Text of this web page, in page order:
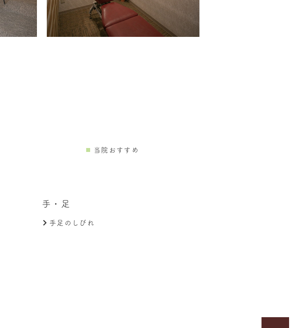
当院おすすめ
手・足
手足のしびれ